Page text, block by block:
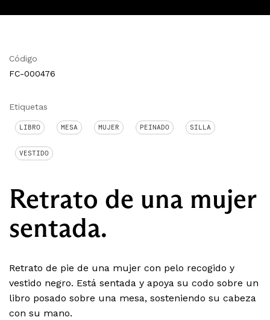
Código
FC-000476
Etiquetas
LIBRO MESA MUJER PEINADO SILLA
VESTIDO
Retrato de una mujer
sentada.
Retrato de pie de una mujer con pelo recogido y
vestido negro. Está sentada y apoya su codo sobre un
libro posado sobre una mesa, sosteniendo su cabeza
con su mano.